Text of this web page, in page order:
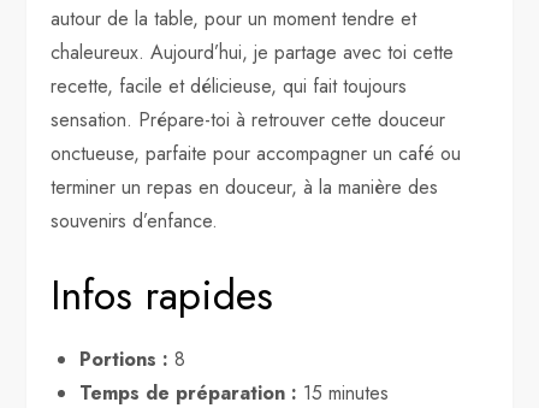
autour de la table, pour un moment tendre et
chaleureux. Aujourd’hui, je partage avec toi cette
recette, facile et délicieuse, qui fait toujours
sensation. Prépare-toi à retrouver cette douceur
onctueuse, parfaite pour accompagner un café ou
terminer un repas en douceur, à la manière des
souvenirs d’enfance.
Infos rapides
Portions : 8
Temps de préparation : 15 minutes